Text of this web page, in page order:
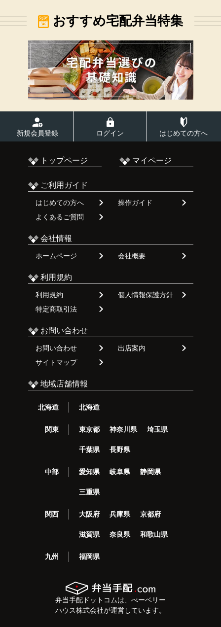
おすすめ宅配弁当特集
新規会員登録 ログイン はじめての方へ
トップページ マイページ
ご利用ガイド
はじめての方へ
操作ガイド
よくあるご質問
会社情報
ホームページ 会社概要
利用規約
利用規約
個人情報保護方針
特定商取引法
お問い合わせ
お問い合わせ
出店案内
サイトマップ
地域店舗情報
北海道 北海道
関東 東京都 神奈川県 埼玉県
千葉県 長野県
中部 愛知県 岐阜県 静岡県
三重県
関西 大阪府 兵庫県 京都府
滋賀県 奈良県 和歌山県
九州 福岡県
弁当手配ドットコムは、べーベリー
ハウス株式会社が運営しています。